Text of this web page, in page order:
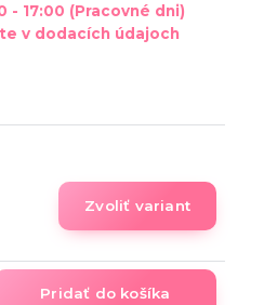
- 17:00 (Pracovné dni)
v dodacích údajoch
Zvoliť variant
Pridať do košíka